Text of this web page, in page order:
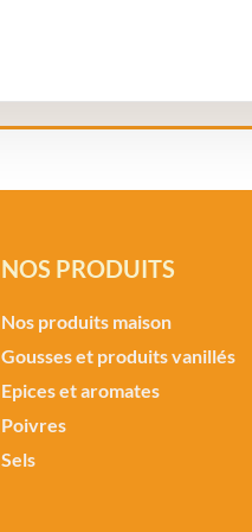
NOS PRODUITS
Nos produits maison
Gousses et produits vanillés
Epices et aromates
Poivres
Sels